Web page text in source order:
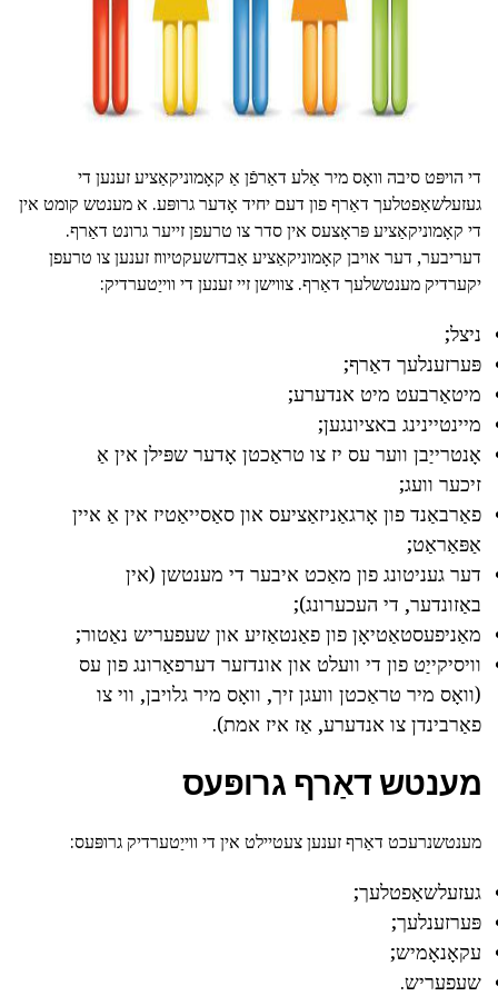
די הויפּט סיבה וואָס מיר אַלע דאַרפֿן אַ קאָמוניקאַציע זענען די
געזעלשאַפטלעך דאַרף פון דעם יחיד אָדער גרופּע. א מענטש קומט אין
די קאָמוניקאַציע פּראָצעס אין סדר צו טרעפן זייער גרונט דאַרף.
דעריבער, דער אויבן קאָמוניקאַציע אַבדזשעקטיווז זענען צו טרעפן
יקערדיק מענטשלעך דאַרף. צווישן זיי זענען די ווייַטערדיק:
ניצל;
פּערזענלעך דאַרף;
מיטאַרבעט מיט אנדערע;
מיינטיינינג באציונגען;
אָנטרייַבן ווער עס יז צו טראַכטן אָדער שפּילן אין אַ
זיכער וועג;
פאַרבאַנד פון אָרגאַניזאַציעס און סאַסייאַטיז אין אַ איין
אַפּאַראַט;
דער געניטונג פון מאַכט איבער די מענטשן (אין
באַזונדער, די העכערונג);
מאַניפעסטאַטיאָן פון פאַנטאַזיע און שעפעריש נאַטור;
וויסיקייַט פון די וועלט און אונדזער דערפאַרונג פון עס
(וואָס מיר טראַכטן וועגן זיך, וואָס מיר גלויבן, ווי צו
פאַרבינדן צו אנדערע, אַז איז אמת).
מענטש דאַרף גרופּעס
מענטשנרעכט דאַרף זענען צעטיילט אין די ווייַטערדיק גרופּעס:
געזעלשאַפטלעך;
פּערזענלעך;
עקאָנאָמיש;
שעפעריש.